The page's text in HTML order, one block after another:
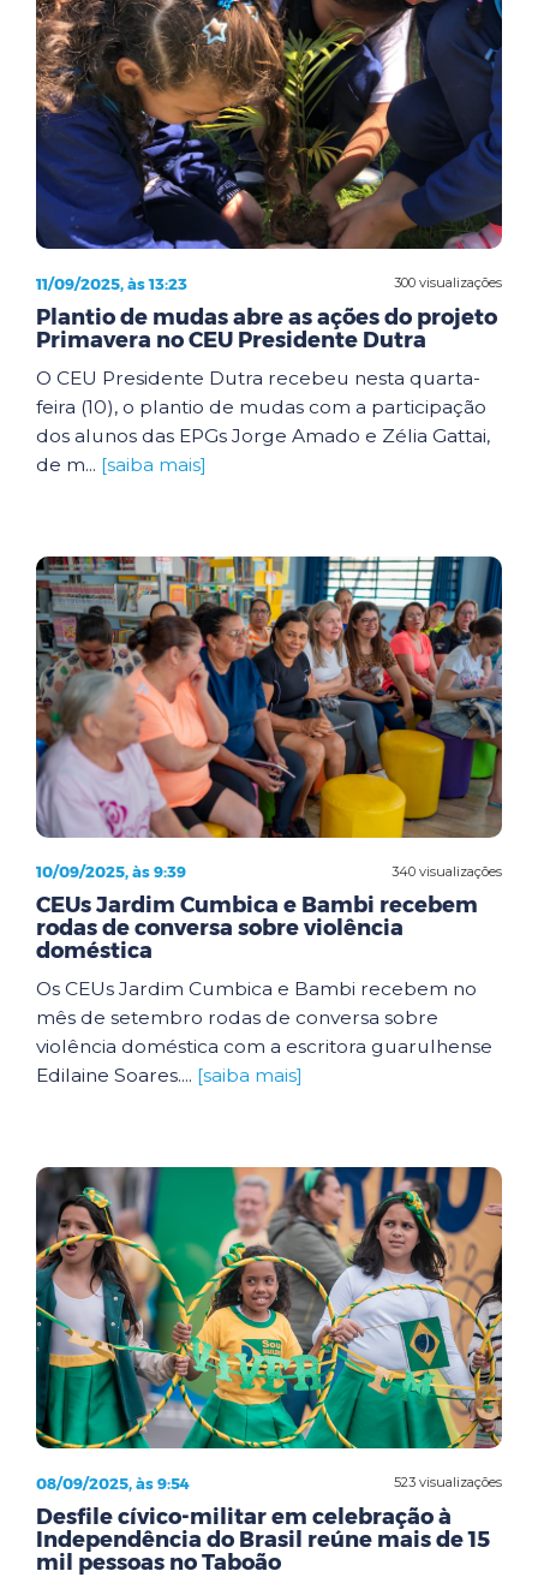
300 visualizações
11/09/2025, às 13:23
Plantio de mudas abre as ações do projeto
Primavera no CEU Presidente Dutra
O CEU Presidente Dutra recebeu nesta quarta-
feira (10), o plantio de mudas com a participação
dos alunos das EPGs Jorge Amado e Zélia Gattai,
de m... [saiba mais]
340 visualizações
10/09/2025, às 9:39
CEUs Jardim Cumbica e Bambi recebem
rodas de conversa sobre violência
doméstica
Os CEUs Jardim Cumbica e Bambi recebem no
mês de setembro rodas de conversa sobre
violência doméstica com a escritora guarulhense
Edilaine Soares.... [saiba mais]
523 visualizações
08/09/2025, às 9:54
Desfile cívico-militar em celebração à
Independência do Brasil reúne mais de 15
mil pessoas no Taboão